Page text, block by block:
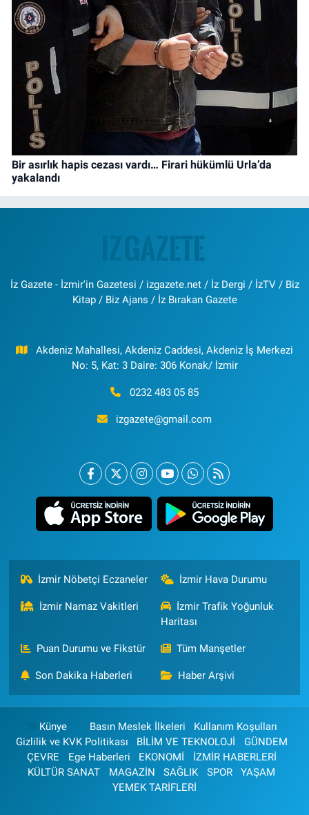
Bir asırlık hapis cezası vardı… Firari hükümlü Urla’da
yakalandı
İz Gazete - İzmir'in Gazetesi / izgazete.net / İz Dergi / İzTV / Biz
Kitap / Biz Ajans / İz Bırakan Gazete
Akdeniz Mahallesi, Akdeniz Caddesi, Akdeniz İş Merkezi
No: 5, Kat: 3 Daire: 306 Konak/ İzmir
0232 483 05 85
izgazete@gmail.com
İzmir Nöbetçi Eczaneler İzmir Hava Durumu
İzmir Namaz Vakitleri
İzmir Trafik Yoğunluk
Haritası
Puan Durumu ve Fikstür Tüm Manşetler
Son Dakika Haberleri Haber Arşivi
Künye Basın Meslek İlkeleri
Kullanım Koşulları
Gizlilik ve KVK Politikası
BİLİM VE TEKNOLOJİ
GÜNDEM
ÇEVRE
Ege Haberleri EKONOMİ
İZMİR HABERLERİ
KÜLTÜR SANAT
MAGAZİN SAĞLIK SPOR
YAŞAM
YEMEK TARİFLERİ